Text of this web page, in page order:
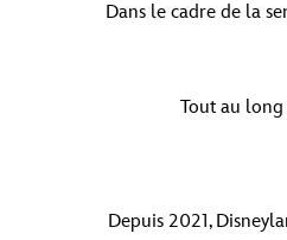
Dans le cadre de la
Tout au long
Depuis 2021,